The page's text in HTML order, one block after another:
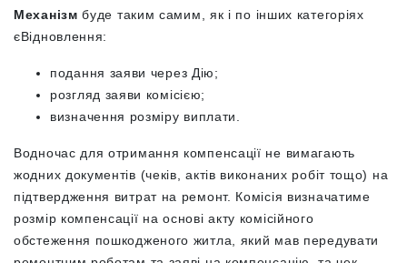
Механізм буде таким самим, як і по інших категоріях
єВідновлення:
подання заяви через Дію;
розгляд заяви комісією;
визначення розміру виплати.
Водночас для отримання компенсації не вимагають
жодних документів (чеків, актів виконаних робіт тощо) на
підтвердження витрат на ремонт. Комісія визначатиме
розмір компенсації на основі акту комісійного
обстеження пошкодженого житла, який мав передувати